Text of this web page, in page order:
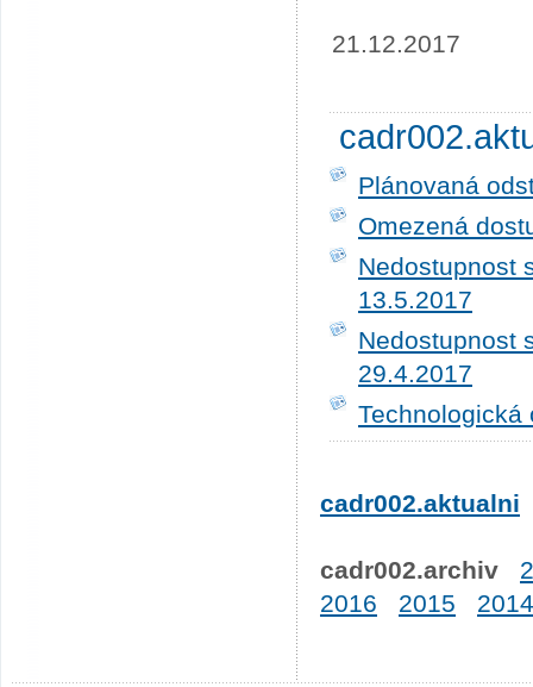
21.12.2017
Plánovaná
Omezená
Nedostupnost
13.5.2017
Nedostupnost
29.4.2017
Technologická
cadr002.aktualni
cadr002.archiv
2016
2015 2014